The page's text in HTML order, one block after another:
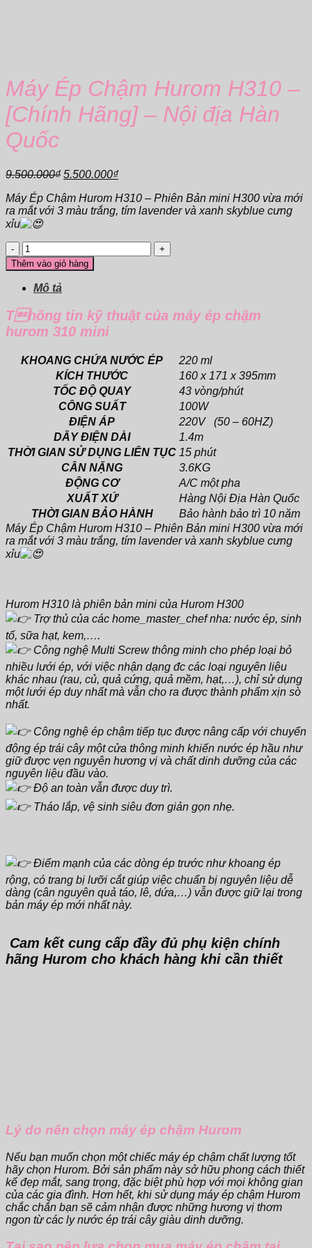
Máy Ép Chậm Hurom H310 –
[Chính Hãng] – Nội địa Hàn
Quốc
9.500.000₫ Giá
là:
9.500.000₫.
5.500.000₫Giá
tại
là:
Máy Ép Chậm Hurom H310 – Phiên Bản mini H300 vừa mới
ra mắt với 3 màu trắng, tím lavender và xanh skyblue cưng
xỉu
Máy
Ép
Chậm
Hurom
H310
-
[Chính
Hãng]
Nội
Thêm vào giỏ hàng
Mô tả
Thông tin kỹ thuật của máy ép chậm
hurom 310 mini
KHOANG CHỨA NƯỚC ÉP
220 ml
KÍCH THƯỚC
160 x 171 x 395mm
TỐC ĐỘ QUAY
43 vòng/phút
CÔNG SUẤT
100W
ĐIỆN ÁP
220V (50 – 60HZ)
DÂY ĐIỆN DÀI
1.4m
THỜI GIAN SỬ DỤNG LIÊN TỤC 15 phút
CÂN NẶNG
3.6KG
ĐỘNG CƠ
A/C một pha
XUẤT XỨ
Hàng Nội Địa Hàn Quốc
THỜI GIAN BẢO HÀNH
Bảo hành bảo trì 10 năm
Máy Ép Chậm Hurom H310 – Phiên Bản mini H300 vừa mới
ra mắt với 3 màu trắng, tím lavender và xanh skyblue cưng
xỉu
Hurom H310 là phiên bản mini của Hurom H300
Trợ thủ của các home_master_chef nha: nước ép, sinh
tố, sữa hạt, kem,….
Công nghệ Multi Screw thông minh cho phép loại bỏ
nhiều lưới ép, với việc nhận dạng đc các loại nguyên liệu
khác nhau (rau, củ, quả cứng, quả mềm, hạt,…), chỉ sử dụng
một lưới ép duy nhất mà vẫn cho ra được thành phẩm xịn sò
nhất.
Công nghệ ép chậm tiếp tục được nâng cấp với chuyển
động ép trái cây một cửa thông minh khiến nước ép hầu như
giữ được vẹn nguyên hương vị và chất dinh dưỡng của các
nguyên liệu đầu vào.
Độ an toàn vẫn được duy trì.
Tháo lắp, vệ sinh siêu đơn giản gọn nhẹ.
Điểm mạnh của các dòng ép trước như khoang ép
rộng, có trang bị lưỡi cắt giúp việc chuẩn bị nguyên liệu dễ
dàng (cân nguyên quả táo, lê, dứa,…) vẫn được giữ lại trong
bản máy ép mới nhất này.
Cam kết cung cấp đầy đủ phụ kiện chính
hãng Hurom cho khách hàng khi cần thiết
Lý do nên chọn máy ép chậm Hurom
Nếu bạn muốn chọn một chiếc máy ép chậm chất lượng tốt
hãy chọn Hurom. Bởi sản phẩm này sở hữu phong cách thiết
kế đẹp mắt, sang trọng, đặc biệt phù hợp với mọi không gian
của các gia đình. Hơn hết, khi sử dụng máy ép chậm Hurom
chắc chắn bạn sẽ cảm nhận được những hương vị thơm
ngon từ các ly nước ép trái cây giàu dinh dưỡng.